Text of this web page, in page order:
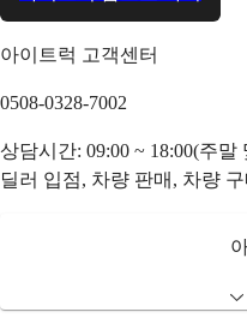
아이트럭 고객센터
0508-0328-7002
상담시간: 09:00 ~ 18:00(주말
딜러 입점, 차량 판매, 차량